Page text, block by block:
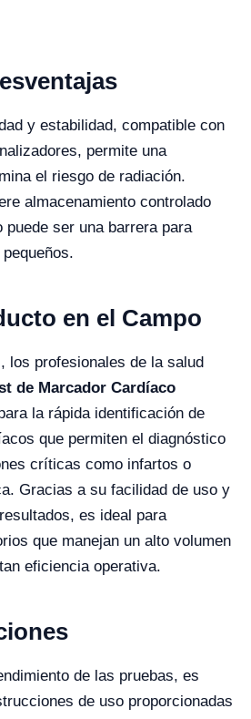
y estabilidad, compatible con
permite una
el riesgo de radiación.
almacenamiento controlado
puede ser una barrera para
en el Campo
los profesionales de la salud
de Marcador Cardíaco
la rápida identificación de
que permiten el diagnóstico
críticas como infartos o
Gracias a su facilidad de uso y
es ideal para
que manejan un alto volumen
eficiencia operativa.
de las pruebas, es
de uso proporcionadas